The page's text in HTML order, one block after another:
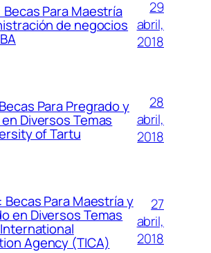
Para Maestría
de negocios
29
abril,
2018
Para Pregrado y
Diversos Temas
of Tartu
28
abril,
2018
Becas Para Maestría y
en Diversos Temas
Agency (TICA)
27
abril,
2018